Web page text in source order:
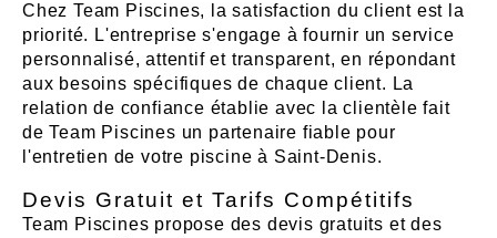
Chez Team Piscines, la satisfaction du client est la
priorité. L'entreprise s'engage à fournir un service
personnalisé, attentif et transparent, en répondant
aux besoins spécifiques de chaque client. La
relation de confiance établie avec la clientèle fait
de Team Piscines un partenaire fiable pour
l'entretien de votre piscine à Saint-Denis.
Devis Gratuit et Tarifs Compétitifs
Team Piscines propose des devis gratuits et des